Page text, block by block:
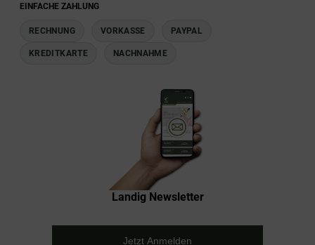
EINFACHE ZAHLUNG
RECHNUNG VORKASSE PAYPAL
KREDITKARTE NACHNAHME
Landig Newsletter
Jetzt Anmelden